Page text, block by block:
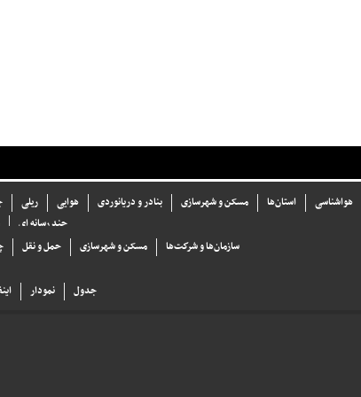
ریلی هوایی بنادر و دریانوردی مسکن و شهرسازی استان‌ها
هواشناسی
چند رسانه ای
حمل و نقل مسکن و شهرسازی سازما‌ن‌ها و شركت‌ها
نمودار جدول